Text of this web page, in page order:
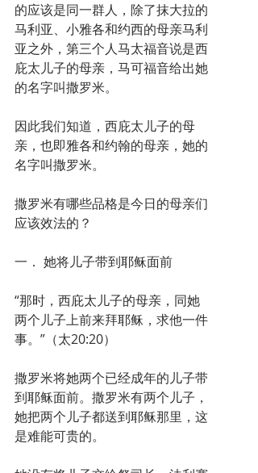
的应该是同一群人，除了抹大拉的
马利亚、小雅各和约西的母亲马利
亚之外，第三个人马太福音说是西
庇太儿子的母亲，马可福音给出她
的名字叫撒罗米。
因此我们知道，西庇太儿子的母
亲，也即雅各和约翰的母亲，她的
名字叫撒罗米。
撒罗米有哪些品格是今日的母亲们
应该效法的？
一． 她将儿子带到耶稣面前
“那时，西庇太儿子的母亲，同她
两个儿子上前来拜耶稣，求他一件
事。”（太20:20）
撒罗米将她两个已经成年的儿子带
到耶稣面前。撒罗米有两个儿子，
她把两个儿子都送到耶稣那里，这
是难能可贵的。